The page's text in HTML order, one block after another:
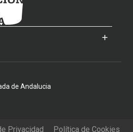
de Andalucia
Privacidad Política de Cookies